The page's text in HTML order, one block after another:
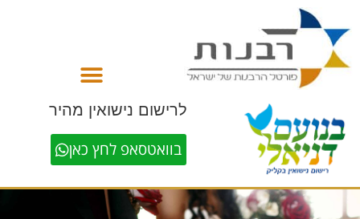
לרישום נישואין מהיר
בוואטסאפ לחץ כאן